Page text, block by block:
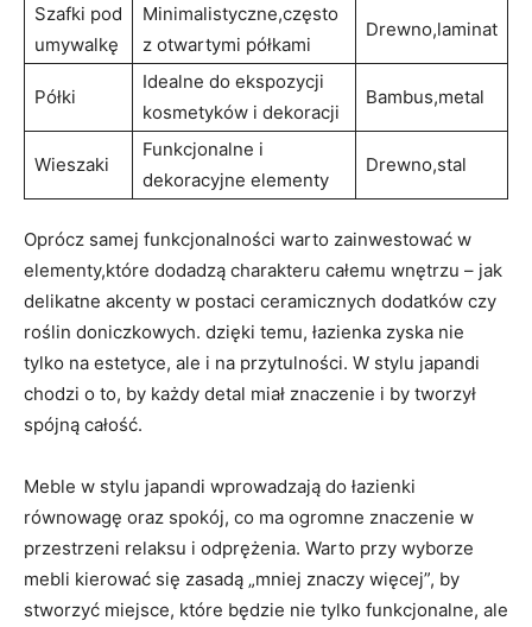
Szafki pod
umywalkę
Minimalistyczne,często
z otwartymi półkami
Drewno,laminat
Półki
Idealne do ekspozycji
kosmetyków i dekoracji
Bambus,metal
Wieszaki
Funkcjonalne i
dekoracyjne elementy
Drewno,stal
Oprócz samej funkcjonalności warto zainwestować w
elementy,które dodadzą charakteru całemu wnętrzu – jak
delikatne akcenty w postaci ceramicznych dodatków czy
roślin doniczkowych. dzięki temu, łazienka zyska nie
tylko na estetyce, ale i na przytulności. W stylu japandi
chodzi o to, by każdy detal miał znaczenie i by tworzył
spójną całość.
Meble w stylu japandi wprowadzają do łazienki
równowagę oraz spokój, co ma ogromne znaczenie w
przestrzeni relaksu i odprężenia. Warto przy wyborze
mebli kierować się zasadą „mniej znaczy więcej”, by
stworzyć miejsce, które będzie nie tylko funkcjonalne, ale